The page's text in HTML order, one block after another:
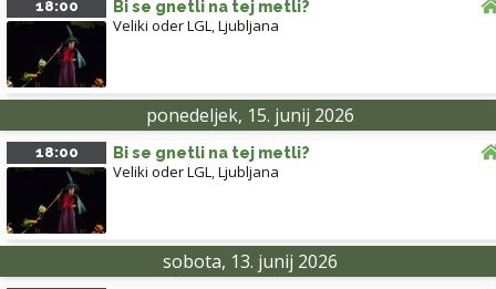
18:00 Bi se gnetli na tej metli?
Veliki oder LGL,Ljubljana
ponedeljek, 15. junij 2026
18:00 Bi se gnetli na tej metli?
Veliki oder LGL,Ljubljana
sobota, 13. junij 2026